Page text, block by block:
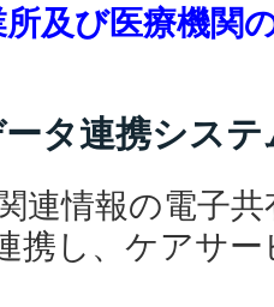
所及び医療機
タ連携システ
連情報の電子
携し、ケアサ